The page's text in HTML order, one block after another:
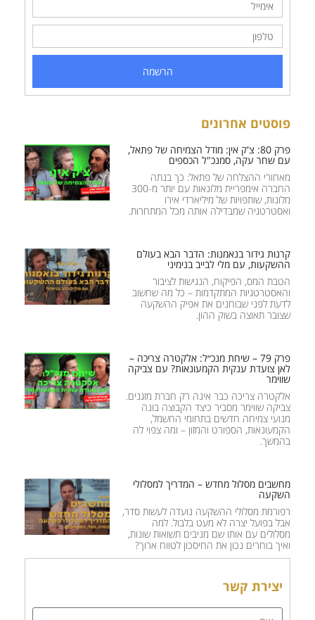
הרשמה
פוסטים אחרונים
פרק 80: צ'ק אין: מודל הצמיחה של פתאל,
עם שחר עקה, סמנכ"ל הכספים
מאחורי ההצלחה של פתאל: כך בנתה
החברה אימפריית מלונאות עם יותר מ-300
מלונות, שותפויות של מיליארדי אירו
ואסטרטגיה שמבדילה אותה מכל המתחרות.
קרנות גידור בנאמנות: הדבר הבא בעולם
ההשקעות, עם מלי לבייב בנימיני
הטבת המס, הפיקוח, הנגישות לציבור
והאסטרטגיות המתקדמות – כל מה שחשוב
לדעת לפני שבוחנים את אפיק ההשקעה
שצובר תאוצה בשוק ההון.
פרק 79 – שיחת מנכ״ל: אלקטרה צריכה –
לאן צועדת ענקית הקמעונאות? עם צביקה
שווימר
אלקטרה צריכה כבר אינה רק חברת מזגנים.
צביקה שווימר מסביר כיצד הקבוצה בונה
מנועי צמיחה חדשים בתחומי החשמל,
הקמעונאות, הספורט והמזון – ומה צפוי לה
בהמשך.
מחשבים מסלול מחדש – המדריך למסלולי
השקעה
רפורמת מסלולי ההשקעה נועדה לעשות סדר,
אבל בפועל יצרה לא מעט בלבול. למה
מסלולים עם אותו שם מניבים תשואות שונות,
ואיך בוחרים נכון את החיסכון לטווח ארוך?
יצירת קשר